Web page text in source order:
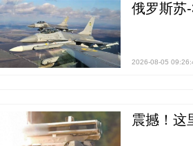
俄罗斯苏
2026-08-05
震撼！这